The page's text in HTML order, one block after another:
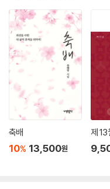
축배
10% 13,500원
제 13